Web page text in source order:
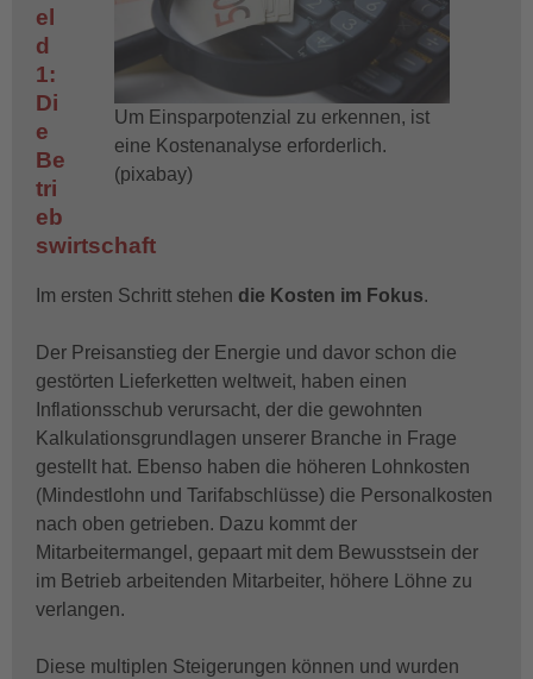
Um Einsparpotenzial zu erkennen, ist
eine Kostenanalyse erforderlich.
(pixabay)
el
d
1:
Di
e
Be
tri
eb
swirtschaft
Im ersten Schritt stehen die Kosten im Fokus.
Der Preisanstieg der Energie und davor schon die
gestörten Lieferketten weltweit, haben einen
Inflationsschub verursacht, der die gewohnten
Kalkulationsgrundlagen unserer Branche in Frage
gestellt hat. Ebenso haben die höheren Lohnkosten
(Mindestlohn und Tarifabschlüsse) die Personalkosten
nach oben getrieben. Dazu kommt der
Mitarbeitermangel, gepaart mit dem Bewusstsein der
im Betrieb arbeitenden Mitarbeiter, höhere Löhne zu
verlangen.
Diese multiplen Steigerungen können und wurden